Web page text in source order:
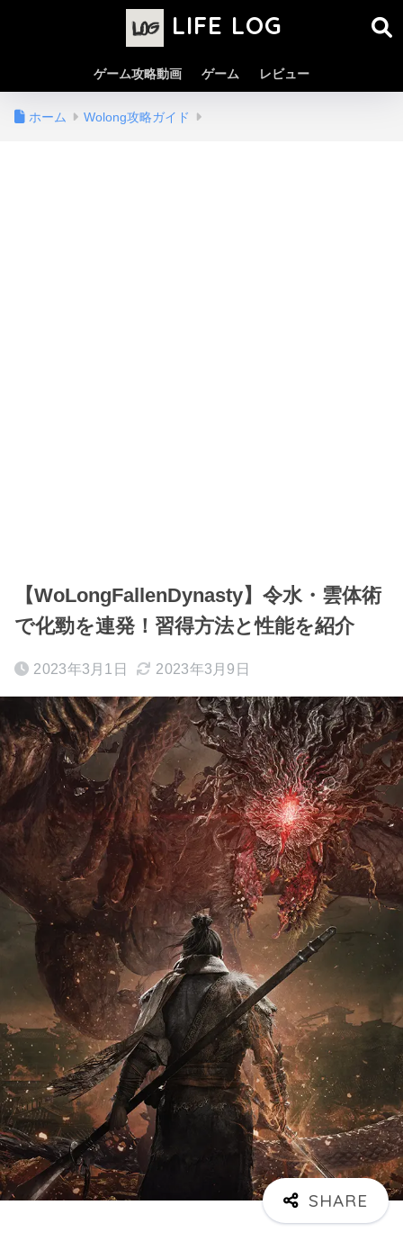
LIFE LOG
ゲーム攻略動画 ゲーム レビュー
ホーム Wolong攻略ガイド
【WoLongFallenDynasty】令水・雲体術
で化勁を連発！習得方法と性能を紹介
2023年3月1日 2023年3月9日